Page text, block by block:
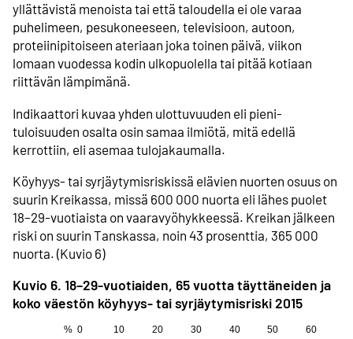
yllättävistä menoista tai että taloudella ei ole varaa
puhelimeen, pesu­koneeseen, televisioon, autoon,
proteiini­pitoiseen ateriaan joka toinen päivä, viikon
lomaan vuodessa kodin ulko­puolella tai pitää kotiaan
riittävän lämpimänä.
Indikaattori kuvaa yhden ulottuvuuden eli pieni­
tuloisuuden osalta osin samaa ilmiötä, mitä edellä
kerrottiin, eli asemaa tulo­jakaumalla.
Köyhyys- tai syrjäytymis­riskissä elävien nuorten osuus on
suurin Kreikassa, missä 600 000 nuorta eli lähes puolet
18–29-vuotiaista on vaara­vyöhykkeessä. Kreikan jälkeen
riski on suurin Tanskassa, noin 43 prosenttia, 365 000
nuorta. (Kuvio 6)
Kuvio 6. 18–29-vuotiaiden, 65 vuotta täyttäneiden ja
koko väestön köyhyys- tai syrjäytymis­riski 2015